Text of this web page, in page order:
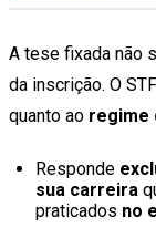
A tese fixada não
da inscrição. O
quanto ao regime
Responde
sua carreira
praticados no